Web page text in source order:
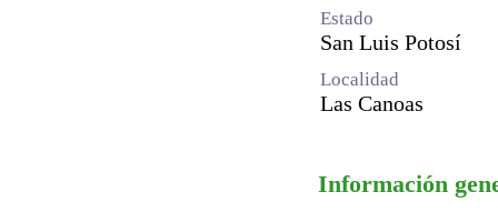
Estado
San Luis Potosí
Localidad
Las Canoas
Información